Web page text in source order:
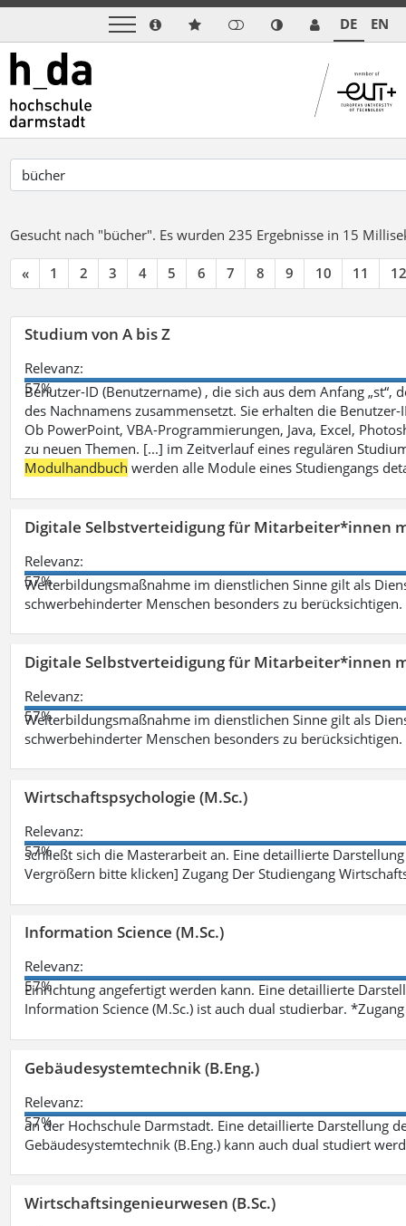
DE EN
Gesucht nach "bücher". Es wurden 235 Ergebnisse in 15
« 1 2 3 4 5 6 7 8 9 10 11 12
Studium von A bis Z
Relevanz:
57%
Benutzer-ID (Benutzername) , die sich aus dem Anfang „st“,
des Nachnamens zusammensetzt. Sie erhalten die
Ob PowerPoint, VBA-Programmierungen, Java, Excel,
zu neuen Themen. [...] im Zeitverlauf eines regulären
Modulhandbuch werden alle Module eines Studiengangs
Digitale Selbstverteidigung für Mitarbeiter*innen
Relevanz:
57%
Weiterbildungsmaßnahme im dienstlichen Sinne gilt als
schwerbehinderter Menschen besonders zu berücksichtigen.
Digitale Selbstverteidigung für Mitarbeiter*innen
Relevanz:
57%
Weiterbildungsmaßnahme im dienstlichen Sinne gilt als
schwerbehinderter Menschen besonders zu berücksichtigen.
Wirtschaftspsychologie (M.Sc.)
Relevanz:
57%
schließt sich die Masterarbeit an. Eine detaillierte
Vergrößern bitte klicken] Zugang Der Studiengang
Information Science (M.Sc.)
Relevanz:
57%
Einrichtung angefertigt werden kann. Eine detaillierte
Information Science (M.Sc.) ist auch dual studierbar.
Gebäudesystemtechnik (B.Eng.)
Relevanz:
57%
an der Hochschule Darmstadt. Eine detaillierte Darstellung
Gebäudesystemtechnik (B.Eng.) kann auch dual studiert
Wirtschaftsingenieurwesen (B.Sc.)